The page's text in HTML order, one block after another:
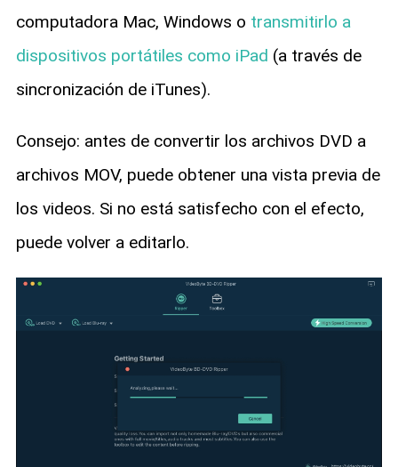
computadora Mac, Windows o transmitirlo a
dispositivos portátiles como iPad (a través de
sincronización de iTunes).
Consejo: antes de convertir los archivos DVD a
archivos MOV, puede obtener una vista previa de
los videos. Si no está satisfecho con el efecto,
puede volver a editarlo.